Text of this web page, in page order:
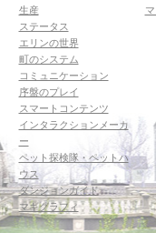
生産
ステータス
エリンの世界
町のシステム
コミュニケーション
序盤のプレイ
スマートコンテンツ
インタラクションメーカ
ー
ペット探検隊・ペットハ
ウス
ダンジョンガイド
マギグラフィ